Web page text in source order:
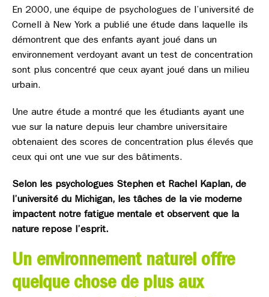
En 2000, une équipe de psychologues de l’université de
Cornell à New York a publié une étude dans laquelle ils
démontrent que des enfants ayant joué dans un
environnement verdoyant avant un test de concentration
sont plus concentré que ceux ayant joué dans un milieu
urbain.
Une autre étude a montré que les étudiants ayant une
vue sur la nature depuis leur chambre universitaire
obtenaient des scores de concentration plus élevés que
ceux qui ont une vue sur des bâtiments.
Selon les psychologues Stephen et Rachel Kaplan, de
l’université du Michigan, les tâches de la vie moderne
impactent notre fatigue mentale et observent que la
nature repose l’esprit.
Un environnement naturel offre
quelque chose de plus aux